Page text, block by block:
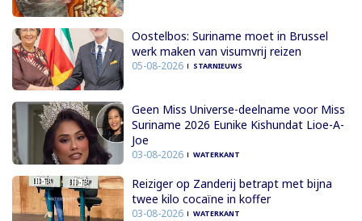
Oostelbos: Suriname moet in Brussel
werk maken van visumvrij reizen
05-08-2026 STARNIEUWS
Geen Miss Universe-deelname voor Miss
Suriname 2026 Eunike Kishundat Lioe-A-
Joe
03-08-2026 WATERKANT
Reiziger op Zanderij betrapt met bijna
twee kilo cocaïne in koffer
03-08-2026 WATERKANT